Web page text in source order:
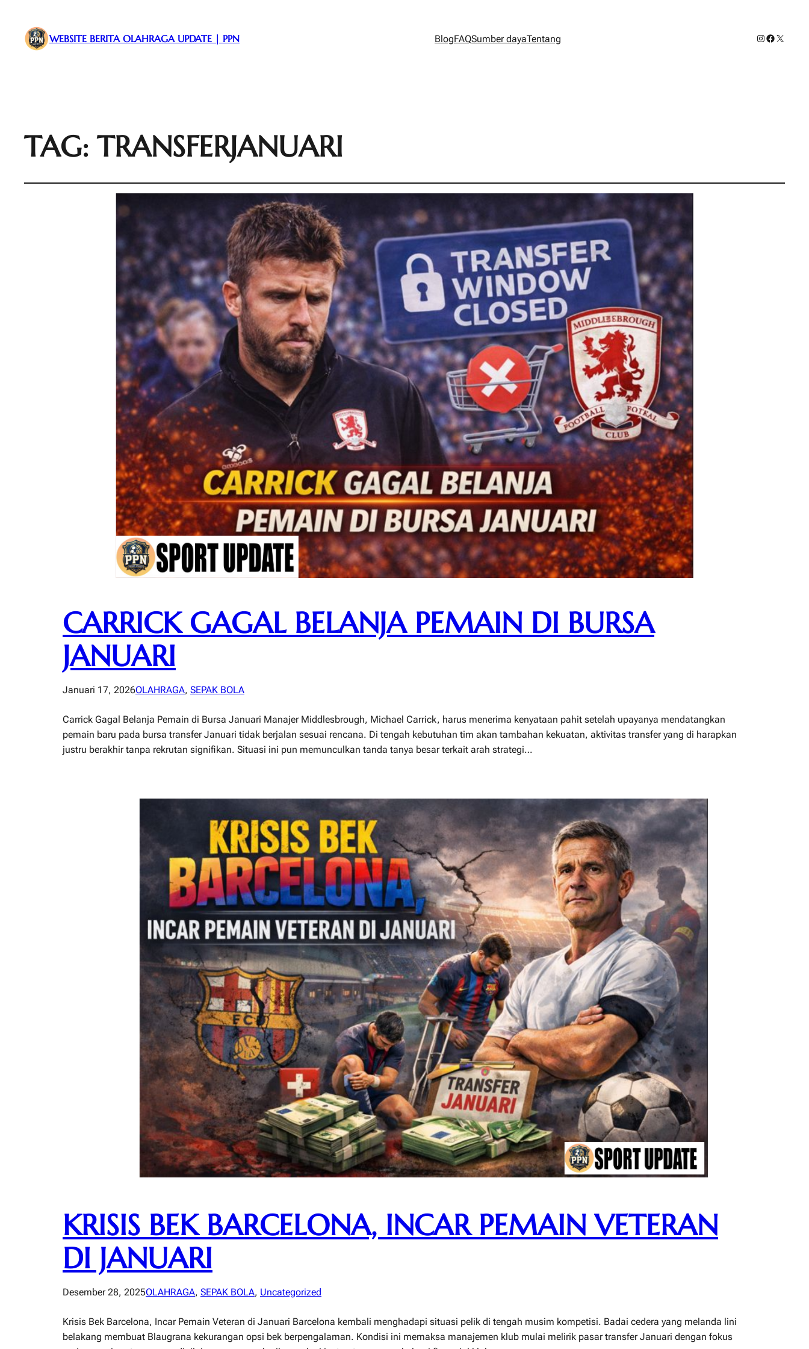
WEBSITE BERITA OLAHRAGA UPDATE | PPN BlogFAQSumber dayaTentang Instagram
Facebook
X
TAG:TRANSFERJANUARI
CARRICK GAGAL BELANJA PEMAIN DI BURSA
JANUARI
Januari 17, 2026OLAHRAGA, SEPAK BOLA
Carrick Gagal Belanja Pemain di Bursa Januari Manajer Middlesbrough, Michael Carrick, harus menerima kenyataan pahit setelah upayanya mendatangkan
pemain baru pada bursa transfer Januari tidak berjalan sesuai rencana. Di tengah kebutuhan tim akan tambahan kekuatan, aktivitas transfer yang di harapkan
justru berakhir tanpa rekrutan signifikan. Situasi ini pun memunculkan tanda tanya besar terkait arah strategi…
KRISIS BEK BARCELONA, INCAR PEMAIN VETERAN
DI JANUARI
Desember 28, 2025OLAHRAGA, SEPAK BOLA, Uncategorized
Krisis Bek Barcelona, Incar Pemain Veteran di Januari Barcelona kembali menghadapi situasi pelik di tengah musim kompetisi. Badai cedera yang melanda lini
belakang membuat Blaugrana kekurangan opsi bek berpengalaman. Kondisi ini memaksa manajemen klub mulai melirik pasar transfer Januari dengan fokus